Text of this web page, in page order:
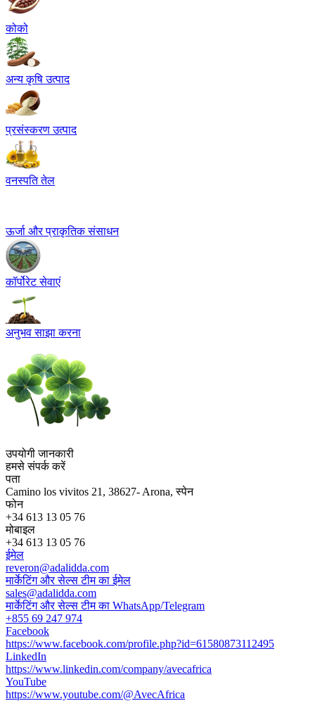
कोको
अन्य कृषि उत्पाद
प्रसंस्करण उत्पाद
वनस्पति तेल
ऊर्जा और प्राकृतिक संसाधन
कॉर्पोरेट सेवाएं
अनुभव साझा करना
उपयोगी जानकारी
हमसे संपर्क करें
पता
Camino los vivitos 21, 38627- Arona, स्पेन
फोन
+34 613 13 05 76
मोबाइल
+34 613 13 05 76
ईमेल
reveron@adalidda.com
मार्केटिंग और सेल्स टीम का ईमेल
sales@adalidda.com
मार्केटिंग और सेल्स टीम का WhatsApp/Telegram
+855 69 247 974
Facebook
https://www.facebook.com/profile.php?id=61580873112495
LinkedIn
https://www.linkedin.com/company/avecafrica
YouTube
https://www.youtube.com/@AvecAfrica